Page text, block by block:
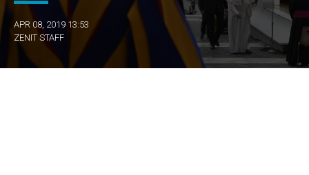
APR 08, 2019 13:53
ZENIT STAFF